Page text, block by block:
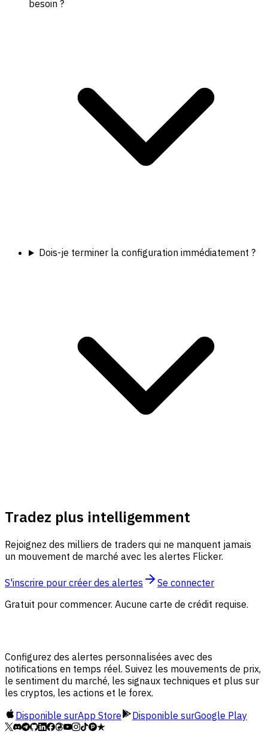
besoin ?
Dois-je terminer la configuration immédiatement ?
Tradez plus intelligemment
Rejoignez des milliers de traders qui ne manquent jamais
un mouvement de marché avec les alertes Flicker.
S'inscrire pour créer des alertes
Se connecter
Gratuit pour commencer. Aucune carte de crédit requise.
Configurez des alertes personnalisées avec des
notifications en temps réel. Suivez les mouvements de prix,
le sentiment du marché, les signaux techniques et plus sur
les cryptos, les actions et le forex.
Disponible surApp Store Disponible surGoogle Play